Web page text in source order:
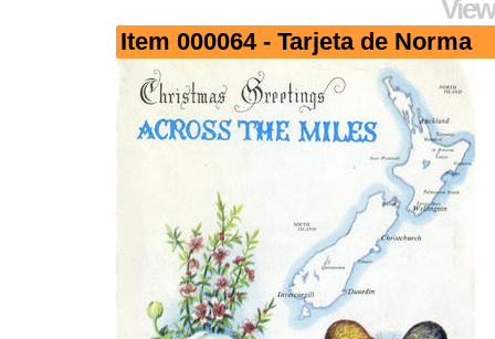
Item 000064 - Tarjeta de Norma